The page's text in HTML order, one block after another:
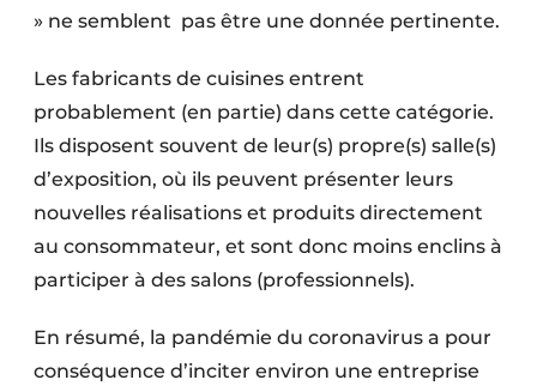
» ne semblent pas être une donnée pertinente.
Les fabricants de cuisines entrent
probablement (en partie) dans cette catégorie.
Ils disposent souvent de leur(s) propre(s) salle(s)
d’exposition, où ils peuvent présenter leurs
nouvelles réalisations et produits directement
au consommateur, et sont donc moins enclins à
participer à des salons (professionnels).
En résumé, la pandémie du coronavirus a pour
conséquence d’inciter environ une entreprise